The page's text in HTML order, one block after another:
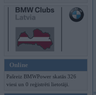
Online
Pašreiz BMWPower skatās 326
viesi un 0 reģistrēti lietotāji.